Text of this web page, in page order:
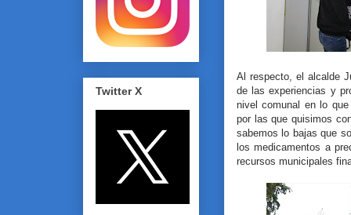
Al respecto, el alcalde
de las experiencias y
nivel comunal en lo
por las que quisimos
sabemos lo bajas que
los medicamentos a
recursos municipales
Twitter X